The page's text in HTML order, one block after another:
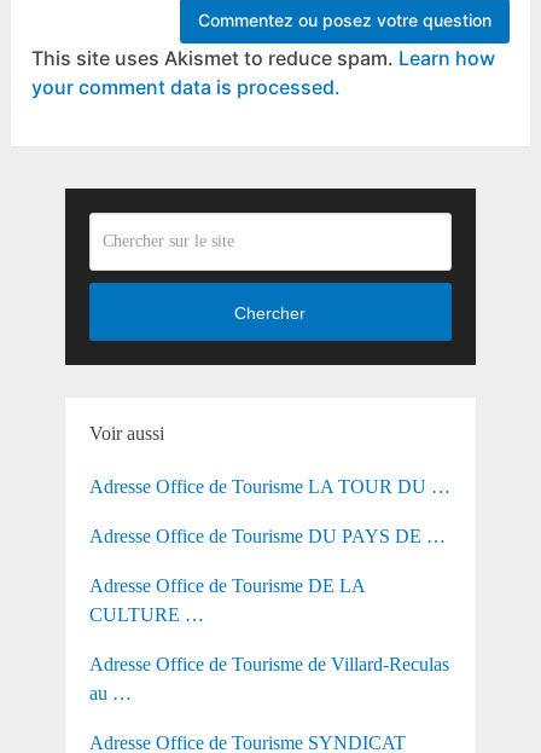
This site uses Akismet to reduce spam. Learn how
your comment data is processed.
Chercher
Voir aussi
Adresse Office de Tourisme LA TOUR DU …
Adresse Office de Tourisme DU PAYS DE …
Adresse Office de Tourisme DE LA
CULTURE …
Adresse Office de Tourisme de Villard-Reculas
au …
Adresse Office de Tourisme SYNDICAT